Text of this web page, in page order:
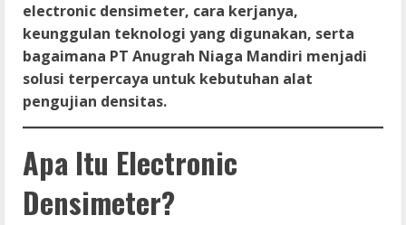
electronic densimeter, cara kerjanya,
keunggulan teknologi yang digunakan, serta
bagaimana PT Anugrah Niaga Mandiri menjadi
solusi terpercaya untuk kebutuhan alat
pengujian densitas.
Apa Itu Electronic
Densimeter?